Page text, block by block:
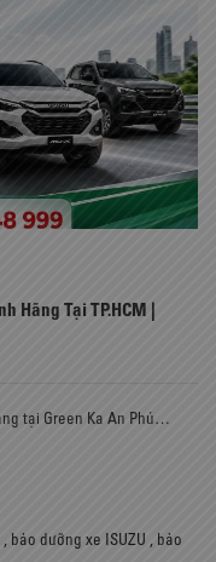
Hãng Tại TP.HCM |
tại Green Ka An Phú…
, bảo dưỡng xe ISUZU , bảo